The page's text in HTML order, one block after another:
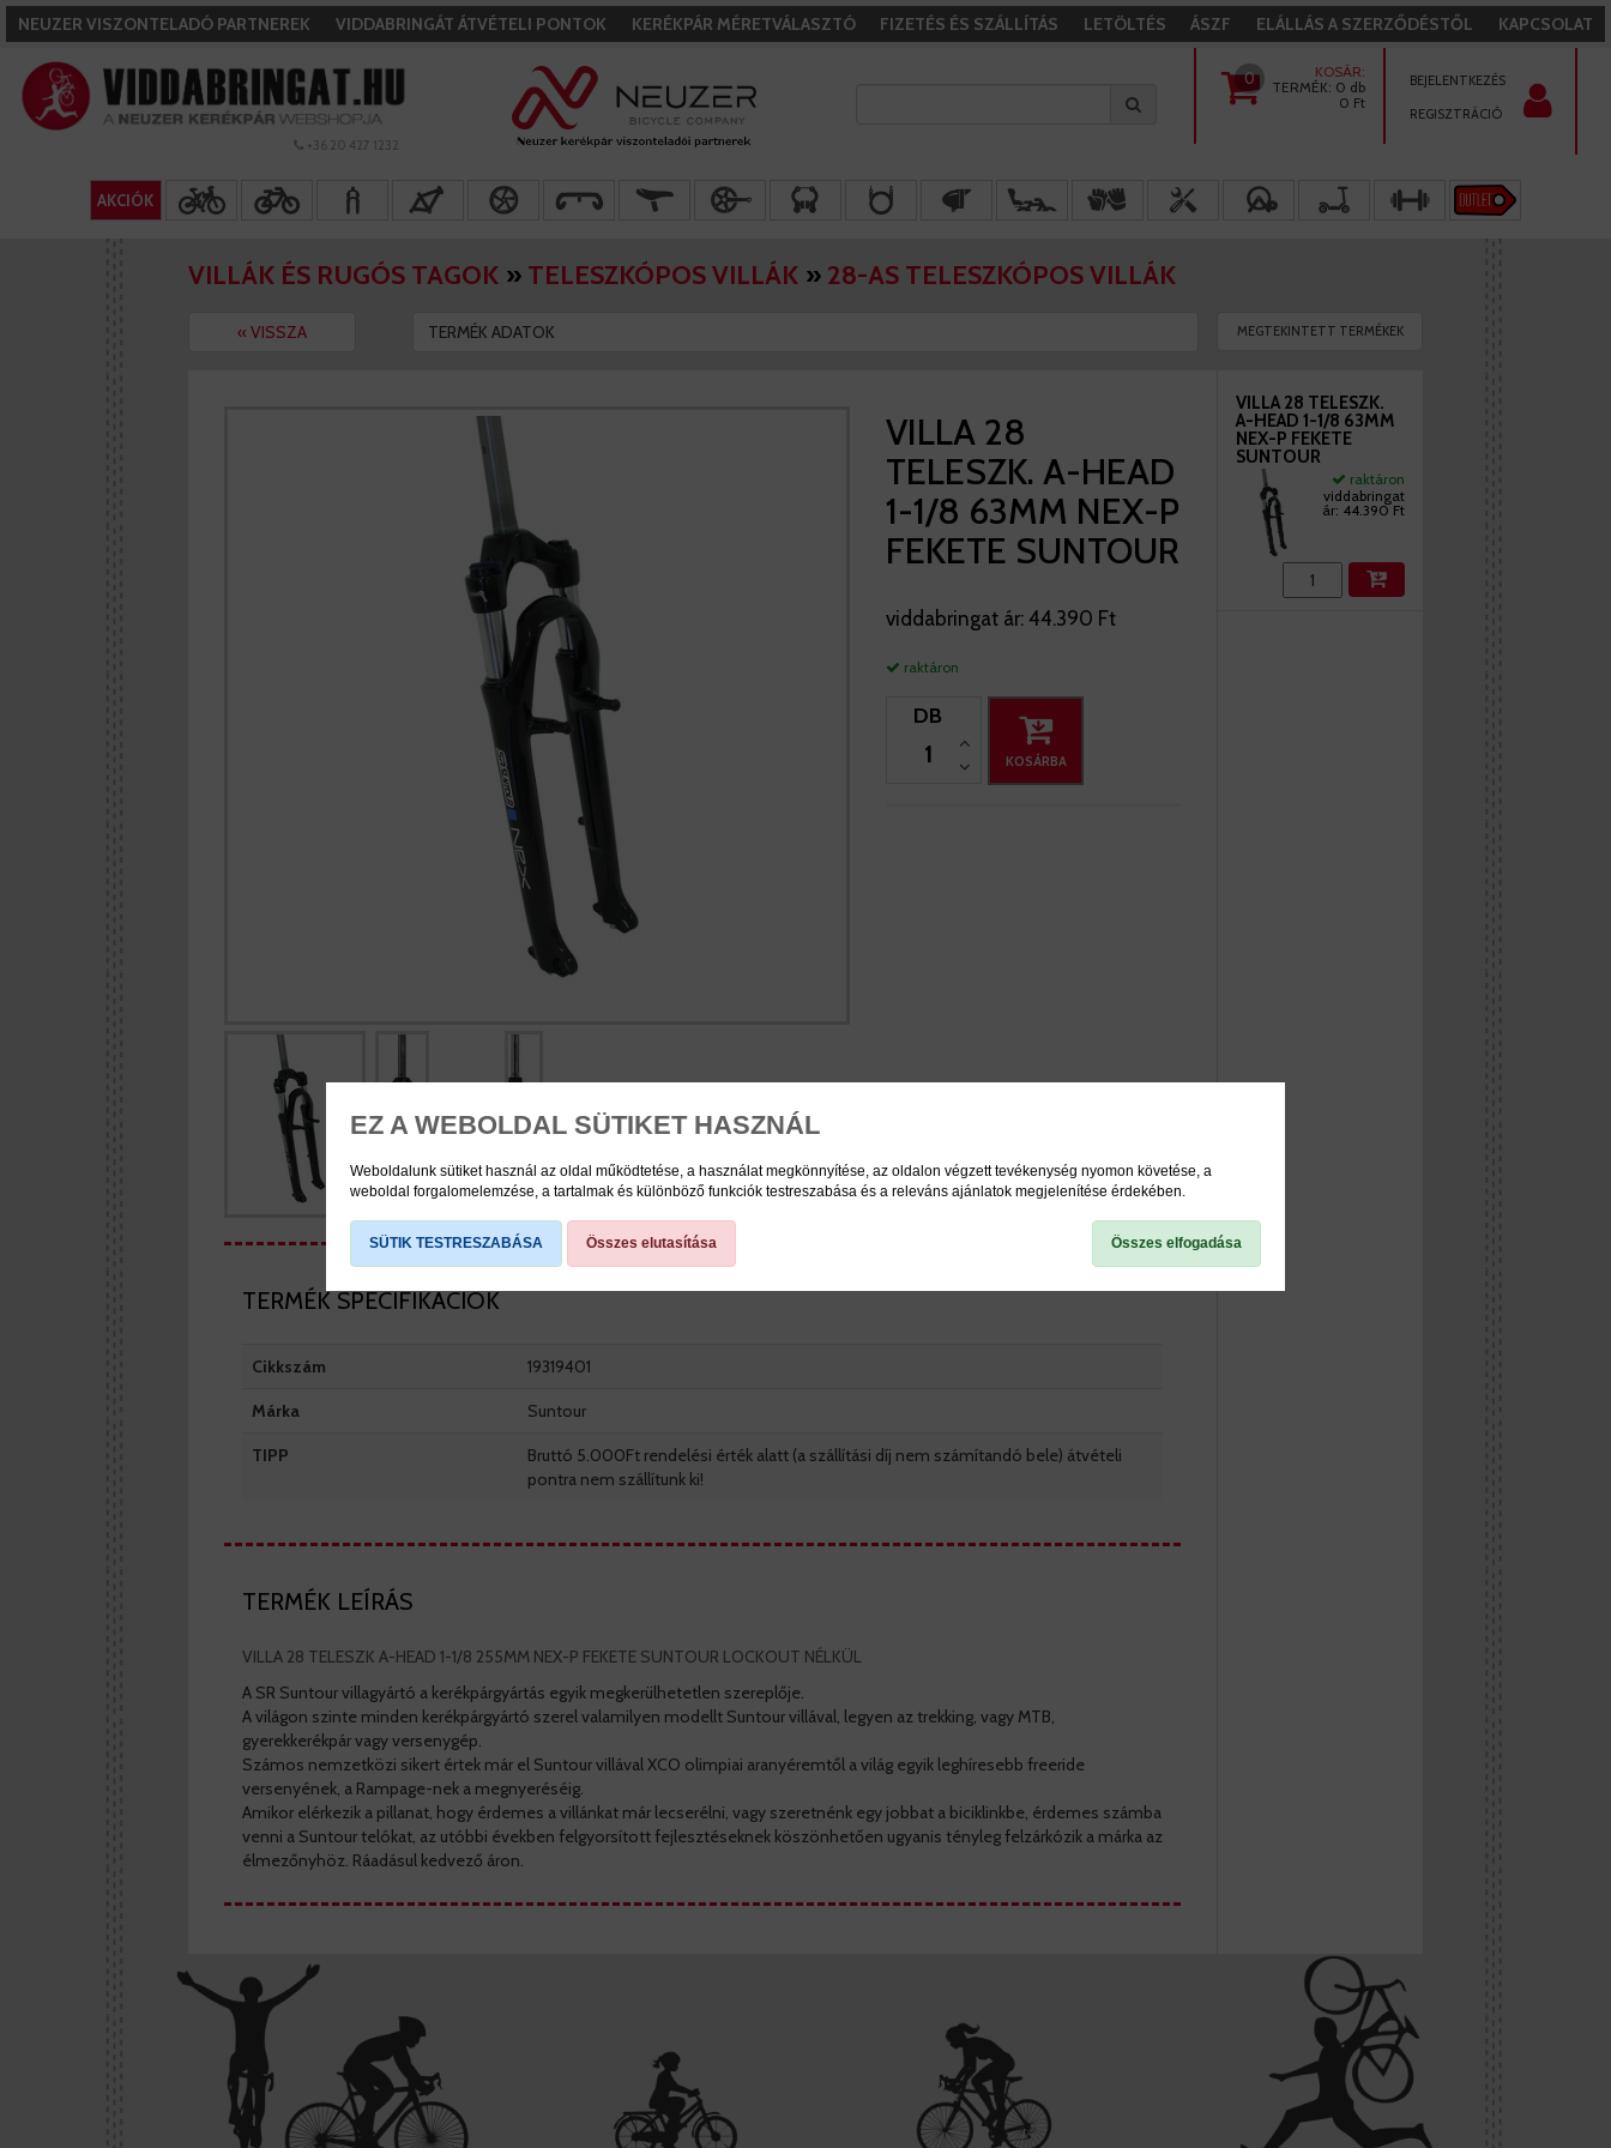
EZ A WEBOLDAL SÜTIKET HASZNÁL
Weboldalunk sütiket használ az oldal működtetése, a használat megkönnyítése, az oldalon végzett tevékenység nyomon követése, a
weboldal forgalomelemzése, a tartalmak és különböző funkciók testreszabása és a releváns ajánlatok megjelenítése érdekében.
SÜTIK TESTRESZABÁSA Összes elutasítása Összes elfogadása
NEUZER VISZONTELADÓ PARTNEREK VIDDABRINGÁT ÁTVÉTELI PONTOK KERÉKPÁR MÉRETVÁLASZTÓ FIZETÉS ÉS SZÁLLÍTÁS LETÖLTÉS ÁSZF ELÁLLÁS A SZERZŐDÉSTŐL KAPCSOLAT
+36 20 427 1232
0
KOSÁR:
TERMÉK: 0 db
0 Ft
BEJELENTKEZÉS
REGISZTRÁCIÓ
AKCIÓK
VILLÁK ÉS RUGÓS TAGOK » TELESZKÓPOS VILLÁK » 28-AS TELESZKÓPOS VILLÁK
« VISSZA TERMÉK ADATOK MEGTEKINTETT TERMÉKEK
VILLA 28
TELESZK. A-HEAD
1-1/8 63MM NEX-P
FEKETE SUNTOUR
viddabringat ár:44.390 Ft
raktáron
DB
KOSÁRBA
TERMÉK SPECIFIKÁCIÓK
Cikkszám 19319401
Márka Suntour
TIPP
Bruttó 5.000Ft rendelési érték alatt (a szállítási díj nem számítandó bele) átvételi
pontra nem szállítunk ki!
TERMÉK LEÍRÁS
VILLA 28 TELESZK A-HEAD 1-1/8 255MM NEX-P FEKETE SUNTOUR LOCKOUT NÉLKÜL
A SR Suntour villagyártó a kerékpárgyártás egyik megkerülhetetlen szereplője.
A világon szinte minden kerékpárgyártó szerel valamilyen modellt Suntour villával, legyen az trekking, vagy MTB,
gyerekkerékpár vagy versenygép.
Számos nemzetközi sikert értek már el Suntour villával XCO olimpiai aranyéremtől a világ egyik leghíresebb freeride
versenyének, a Rampage-nek a megnyeréséig.
Amikor elérkezik a pillanat, hogy érdemes a villánkat már lecserélni, vagy szeretnénk egy jobbat a biciklinkbe, érdemes számba
venni a Suntour telókat, az utóbbi években felgyorsított fejlesztéseknek köszönhetően ugyanis tényleg felzárkózik a márka az
élmezőnyhöz. Ráadásul kedvező áron.
VILLA 28 TELESZK.
A-HEAD 1-1/8 63MM
NEX-P FEKETE
SUNTOUR
raktáron
viddabringat
ár: 44.390 Ft